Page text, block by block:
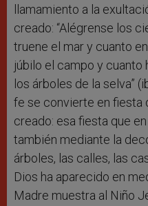
llamamiento a la
creado: “Alégrense los
truene el mar y cuanto
júbilo el campo y cuanto
los árboles de la selva”
fe se convierte en fiesta
creado: esa fiesta que
también mediante la
árboles, las calles, las
Dios ha aparecido en
Madre muestra al Niño